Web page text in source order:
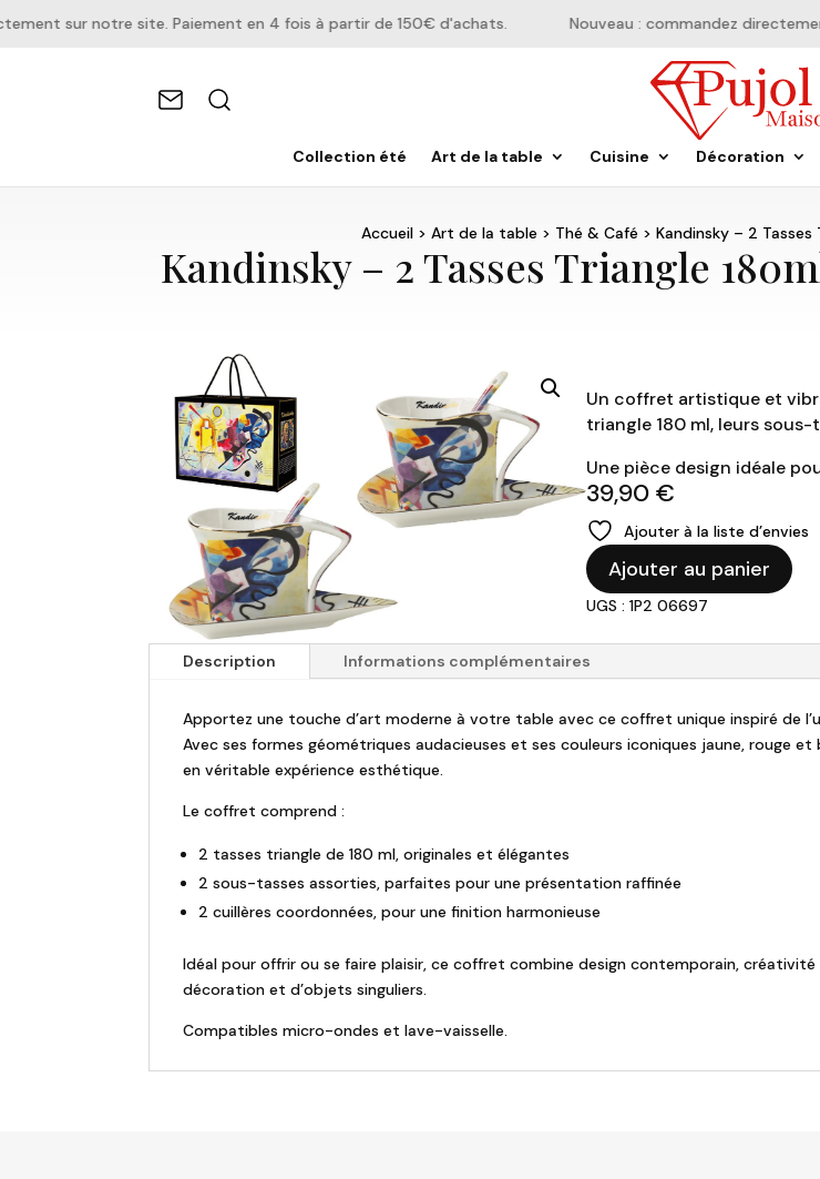
sur notre site. Paiement en 4 fois à partir de 150€ d'achats. Nouveau : commandez
Collection été Art de la table Cuisine Décoration
Accueil > Art de la table > Thé & Café > Kandinsky – 2
Kandinsky – 2 Tasses Triangle
Un coffret artistique et
triangle 180 ml, leurs
Une pièce design idéale
39,90 €
Ajouter à la liste d’envies
quantité
de
Kandinsky
2
Tasses
Ajouter au panier
UGS : 1P2 06697
Description Informations complémentaires
Apportez une touche d’art moderne à votre table avec ce coffret unique inspiré de
Avec ses formes géométriques audacieuses et ses couleurs iconiques jaune, rouge
en véritable expérience esthétique.
Le coffret comprend :
2 tasses triangle de 180 ml, originales et élégantes
2 sous-tasses assorties, parfaites pour une présentation raffinée
2 cuillères coordonnées, pour une finition harmonieuse
Idéal pour offrir ou se faire plaisir, ce coffret combine design contemporain,
décoration et d’objets singuliers.
Compatibles micro-ondes et lave-vaisselle.